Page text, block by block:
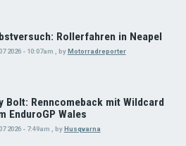
Rollerfahren in Neapel
2026 - 10:07am , byMotorradreporter
Bolt: Renncomeback mit Wildcard
EnduroGP Wales
2026 - 7:49am byHusqvarna